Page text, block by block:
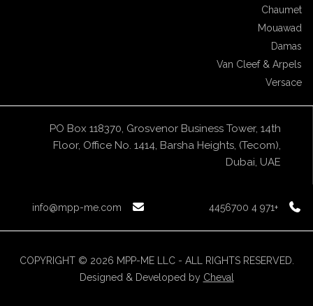
Chaumet
Mouawad
Damas
Van Cleef & Arpels
Versace
PO Box 118370, Grosvenor Business Tower, 14th
Floor, Office No. 1414, Barsha Heights, (Tecom),
Dubai, UAE
+971 4 4456700
info@mpp-me.com
COPYRIGHT © 2026 MPP-ME LLC - ALL RIGHTS RESERVED.
Designed & Developed by Cheval